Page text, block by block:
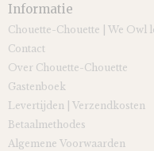
Informatie
Chouette-Chouette | We Owl
Contact
Over Chouette-Chouette
Gastenboek
Levertijden | Verzendkosten
Betaalmethodes
Algemene Voorwaarden